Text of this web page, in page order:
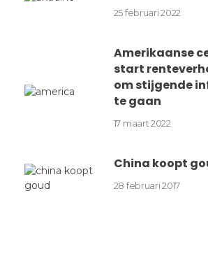
25 februari 2022
Amerikaanse
start
om stijgende
te gaan
17 maart 2022
China koopt
28 februari 2017